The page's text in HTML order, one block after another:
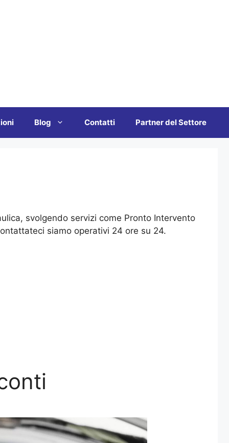
Blog Contatti Partner del Settore
svolgendo servizi come Pronto Intervento
siamo operativi 24 ore su 24.